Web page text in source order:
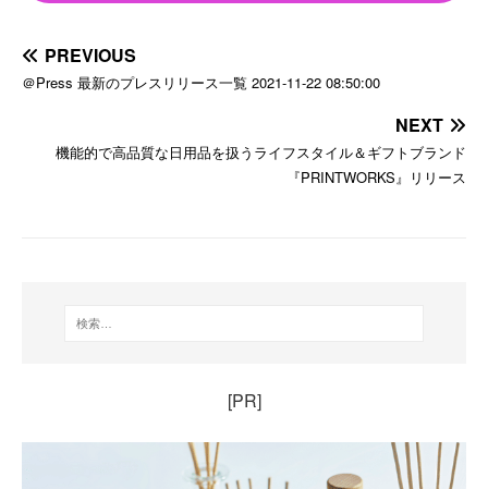
PREVIOUS
＠Press 最新のプレスリリース一覧 2021-11-22 08:50:00
NEXT
機能的で高品質な日用品を扱うライフスタイル＆ギフトブランド
『PRINTWORKS』リリース
[PR]